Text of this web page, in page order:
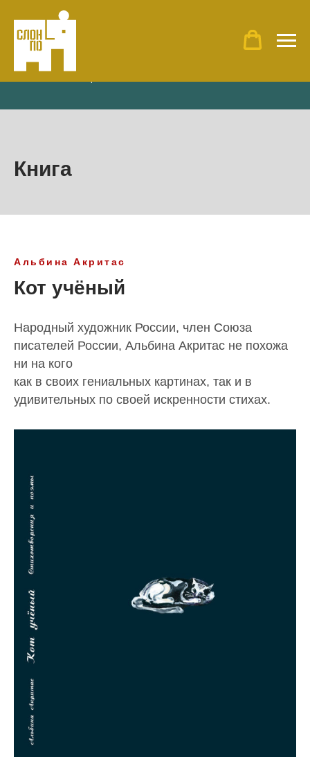
Книга
Альбина Акритас
Кот учёный
Народный художник России, член Союза
писателей России, Альбина Акритас не похожа
ни на кого
как в своих гениальных картинах, так и в
удивительных по своей искренности стихах.